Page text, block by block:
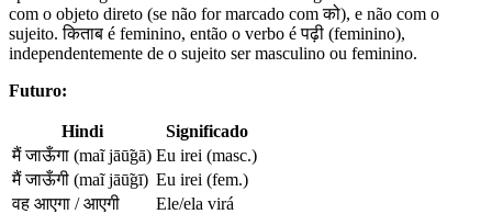
com o objeto direto (se não for marcado com को), e não com o
sujeito. किताब é feminino, então o verbo é पढ़ी (feminino),
independentemente de o sujeito ser masculino ou feminino.
Futuro:
Hindi
Significado
मैं जाऊँगा (maĩ jāū̃gā) Eu irei (masc.)
मैं जाऊँगी (maĩ jāū̃gī) Eu irei (fem.)
वह आएगा / आएगी
Ele/ela virá